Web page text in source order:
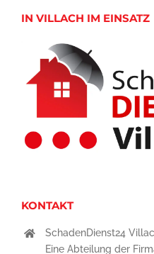
IN VILLACH IM EINSATZ
KONTAKT
SchadenDienst24
Eine Abteilung der